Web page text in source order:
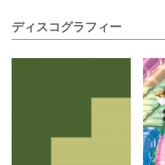
ディスコグラフィー